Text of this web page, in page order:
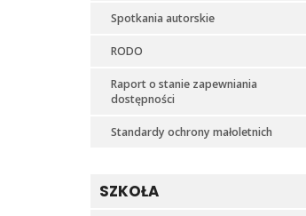
Spotkania autorskie
RODO
Raport o stanie zapewniania
dostępności
Standardy ochrony małoletnich
SZKOŁA